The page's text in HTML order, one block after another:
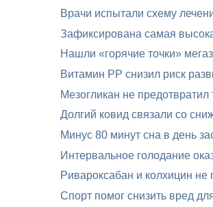
Врачи испытали схему
Зафиксирована самая
Нашли «горячие точки»
Витамин PP снизил риск
Мезогликан не
Долгий ковид связали со
Минус 80 минут сна в день
Интервальное голодание
Ривароксабан и колхицин не
Спорт помог снизить вред